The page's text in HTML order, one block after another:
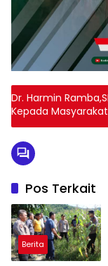
Dr. Harmin
Kepada
Pos Terkait
Berita